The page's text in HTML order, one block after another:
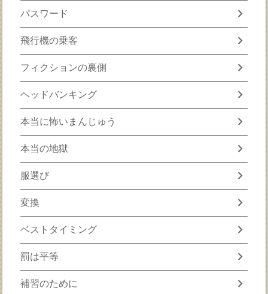
パスワード chevron_right
飛行機の乗客 chevron_right
フィクションの裏側 chevron_right
ヘッドバンキング chevron_right
本当に怖いまんじゅう chevron_right
本当の地獄 chevron_right
服選び chevron_right
変換 chevron_right
ベストタイミング chevron_right
罰は平等 chevron_right
補習のために chevron_right